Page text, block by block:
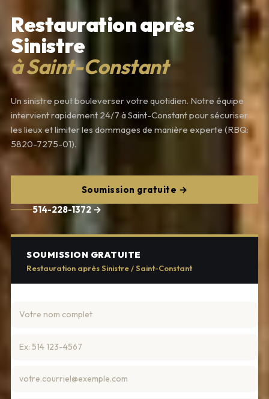
Restauration après
Sinistre
à Saint-Constant
Un sinistre peut bouleverser votre quotidien. Notre équipe
intervient rapidement 24/7 à Saint-Constant pour sécuriser
les lieux et limiter les dommages de manière experte (RBQ:
5820-7275-01).
Soumission gratuite →
514-228-1372 →
SOUMISSION GRATUITE
Restauration après Sinistre / Saint-Constant